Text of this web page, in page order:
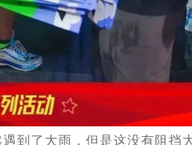
到了大雨，但是这没有阻挡